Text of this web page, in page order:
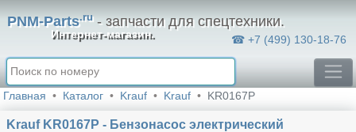
PNM-Parts.ru- запчасти для спецтехники.
Интернет-магазин. ☎ +7 (499) 130-18-76
Главная Каталог Krauf Krauf KR0167P
Krauf KR0167P - Бензонасос электрический